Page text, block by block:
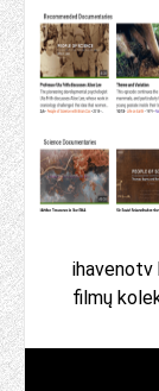
ihavenotv
filmų